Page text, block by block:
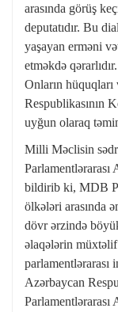
arasında görüş
deputatıdır. Bu
yaşayan erməni
etməkdə
Onların
Respublikasının
uyğun olaraq
Milli Məclisin
Parlamentlərarası
bildirib ki, MDB
ölkələri arasında
dövr ərzində
əlaqələrin
parlamentlərarası
Azərbaycan
Parlamentlərarası